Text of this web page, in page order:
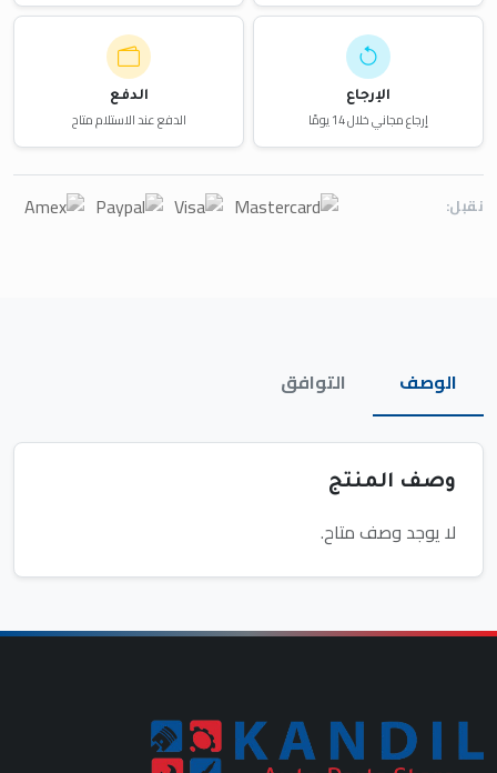
الإرجاع
إرجاع مجاني خلال 14 يومًا
الدفع
الدفع عند الاستلام متاح
نقبل:
الوصف التوافق
وصف المنتج
لا يوجد وصف متاح.